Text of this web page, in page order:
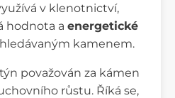
v klenotnictví,
hodnota a energetické
kamenem.
považován za kámen
růstu. Říká se,